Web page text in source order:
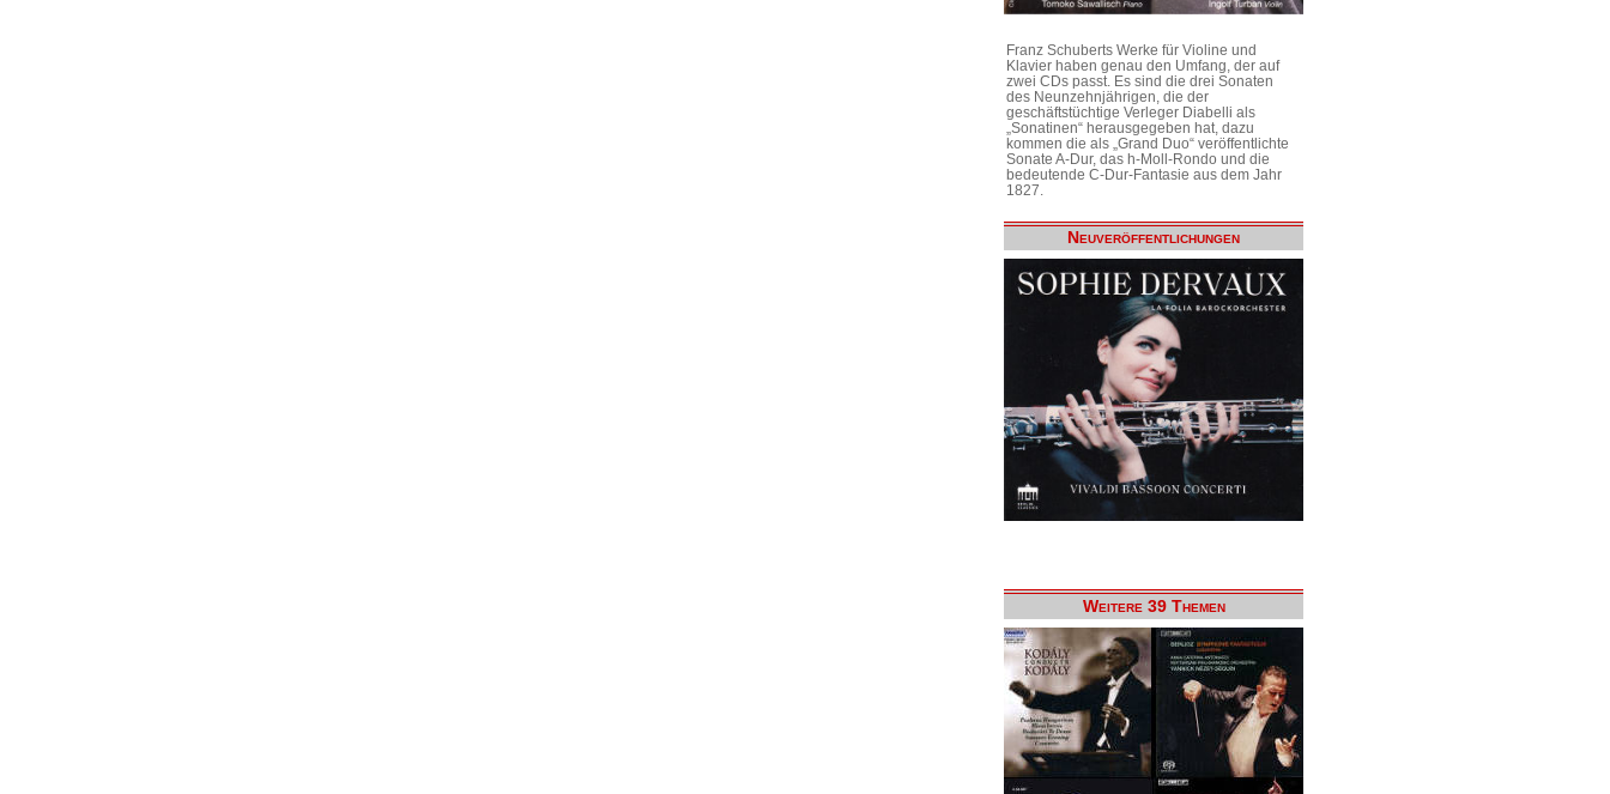
Franz Schuberts Werke für Violine und
Klavier haben genau den Umfang, der auf
zwei CDs passt. Es sind die drei Sonaten
des Neunzehnjährigen, die der
geschäftstüchtige Verleger Diabelli als
„Sonatinen“ herausgegeben hat, dazu
kommen die als „Grand Duo“ veröffentlichte
Sonate A-Dur, das h-Moll-Rondo und die
bedeutende C-Dur-Fantasie aus dem Jahr
1827.
Neuveröffentlichungen
Weitere 39 Themen